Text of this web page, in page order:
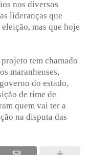
nos diversos
lideranças que
mas que hoje
tem chamado
maranhenses,
do estado,
de time de
quem vai ter a
na disputa das